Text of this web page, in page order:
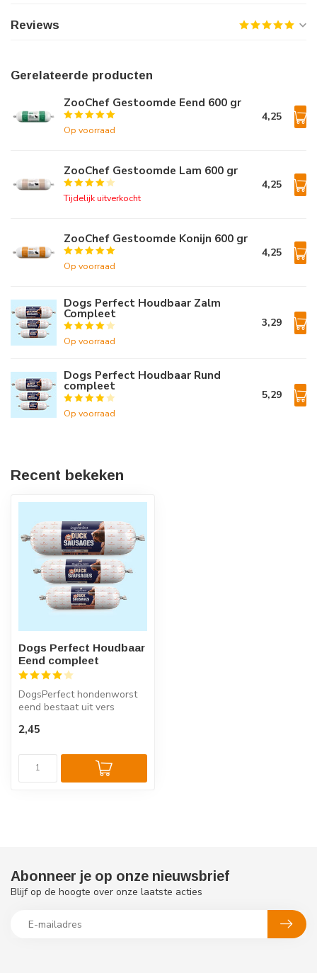
Reviews
Gerelateerde producten
ZooChef Gestoomde Eend 600 gr
Op voorraad
4,25
ZooChef Gestoomde Lam 600 gr
Tijdelijk uitverkocht
4,25
ZooChef Gestoomde Konijn 600 gr
Op voorraad
4,25
Dogs Perfect Houdbaar Zalm
Compleet
Op voorraad
3,29
Dogs Perfect Houdbaar Rund
compleet
Op voorraad
5,29
Recent bekeken
Dogs Perfect Houdbaar
Eend compleet
DogsPerfect hondenworst
eend bestaat uit vers
kip. Deze...
2,45
Abonneer je op onze nieuwsbrief
Blijf op de hoogte over onze laatste acties